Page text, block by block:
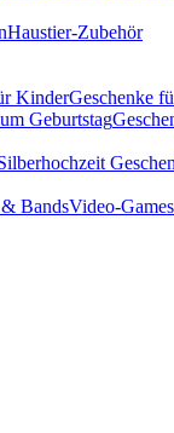
Haustier-Zubehör
KinderGeschenke
Geburtstag
BandsVideo-